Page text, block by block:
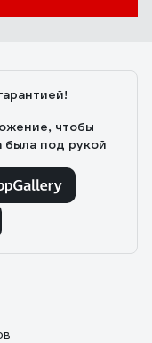
27.09.2023
эта отлично
чтобы
была под рукой